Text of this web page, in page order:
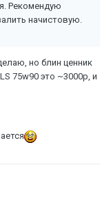
Рекомендую
начистовую.
но блин ценник
75w90 это ~3000р, и